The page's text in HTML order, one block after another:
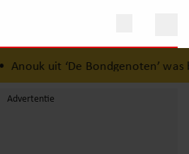
Anouk uit ‘De Bondgenoten’ was